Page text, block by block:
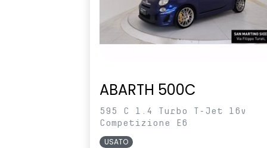
ABARTH 500C
595 C 1.4 Turbo T-Jet 16v
Competizione E6
USATO